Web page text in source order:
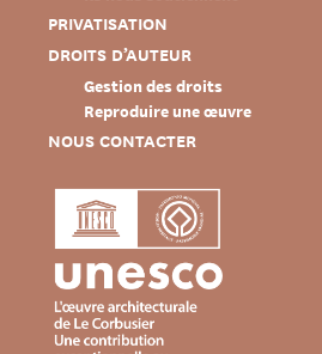
PRIVATISATION
DROITS D’AUTEUR
Gestion des droits
Reproduire une œuvre
NOUS CONTACTER